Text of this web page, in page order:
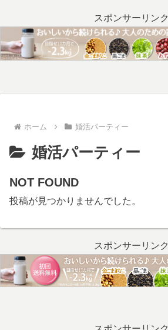
スポンサーリンク
ホーム 婚活パーティー
婚活パーティー
NOT FOUND
投稿が見つかりませんでした。
スポンサーリンク